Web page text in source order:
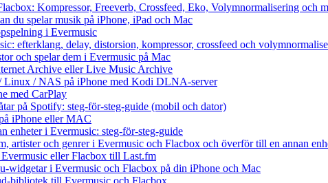
Kompressor, Freeverb, Crossfeed, Eko, Volymnormalisering och
du spelar musik på iPhone, iPad och Mac
i Evermusic
efterklang, delay, distorsion, kompressor, crossfeed och
och spelar dem i Evermusic på Mac
Archive eller Live Music Archive
Linux / NAS på iPhone med Kodi DLNA-server
med CarPlay
på Spotify: steg-för-steg-guide (mobil och dator)
iPhone eller MAC
enheter i Evermusic: steg-för-steg-guide
artister och genrer i Evermusic och Flacbox och överför till en annan
eller Flacbox till Last.fm
widgetar i Evermusic och Flacbox på din iPhone och Mac
bibliotek till Evermusic och Flacbox